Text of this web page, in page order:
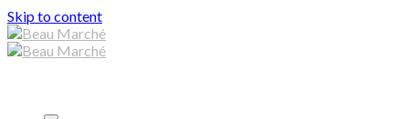
Skip to content